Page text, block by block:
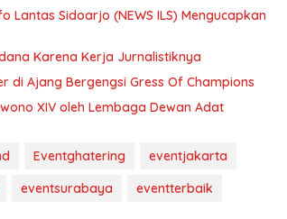
Lantas Sidoarjo (NEWS ILS) Mengucapkan
Karena Kerja Jurnalistiknya
di Ajang Bergengsi Gress Of Champions
XIV oleh Lembaga Dewan Adat
Eventghatering
eventjakarta
eventsurabaya
eventterbaik